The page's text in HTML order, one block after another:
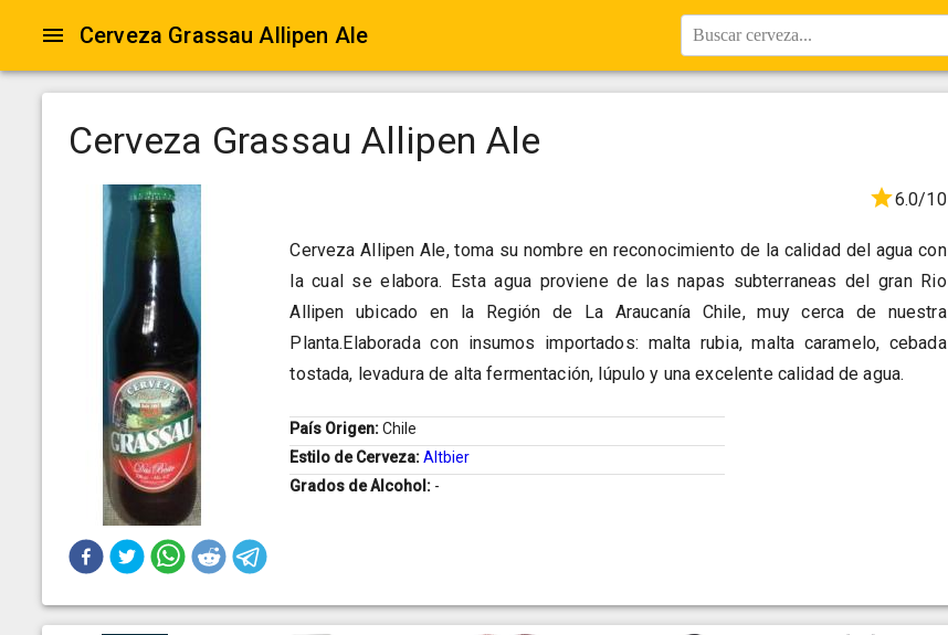
Cerveza Grassau Allipen Ale Buscar cerveza...
Cerveza Grassau Allipen Ale
6.0/10
Cerveza Allipen Ale, toma su nombre en reconocimiento de la calidad del agua con
la cual se elabora. Esta agua proviene de las napas subterraneas del gran Rio
Allipen ubicado en la Región de La Araucanía Chile, muy cerca de nuestra
Planta.Elaborada con insumos importados: malta rubia, malta caramelo, cebada
tostada, levadura de alta fermentación, lúpulo y una excelente calidad de agua.
País Origen:Chile
Estilo de Cerveza:Altbier
Grados de Alcohol: -